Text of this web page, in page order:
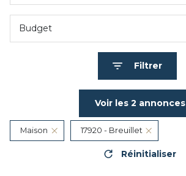
Budget
Filtrer
Voir les 2 annonces
Maison 17920 - Breuillet
Réinitialiser